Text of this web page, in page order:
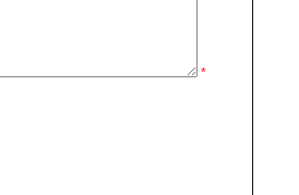
*